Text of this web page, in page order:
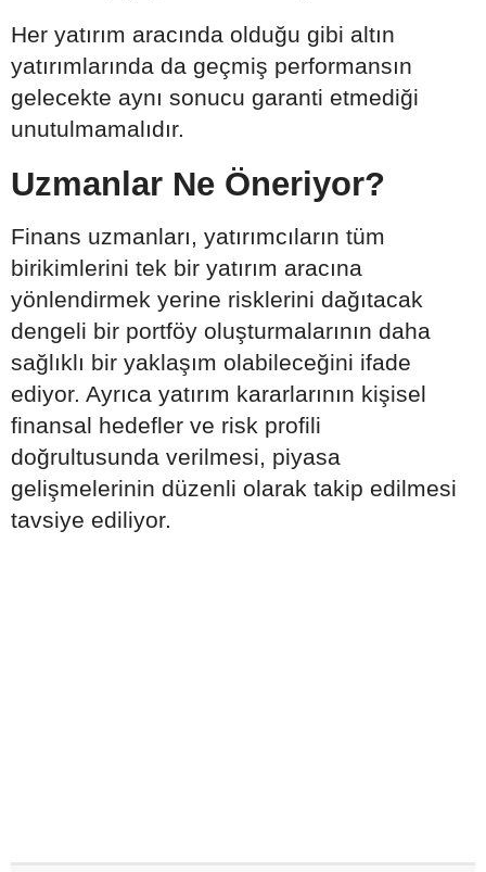
Her yatırım aracında olduğu gibi altın
yatırımlarında da geçmiş performansın
gelecekte aynı sonucu garanti etmediği
unutulmamalıdır.
Uzmanlar Ne Öneriyor?
Finans uzmanları, yatırımcıların tüm
birikimlerini tek bir yatırım aracına
yönlendirmek yerine risklerini dağıtacak
dengeli bir portföy oluşturmalarının daha
sağlıklı bir yaklaşım olabileceğini ifade
ediyor. Ayrıca yatırım kararlarının kişisel
finansal hedefler ve risk profili
doğrultusunda verilmesi, piyasa
gelişmelerinin düzenli olarak takip edilmesi
tavsiye ediliyor.